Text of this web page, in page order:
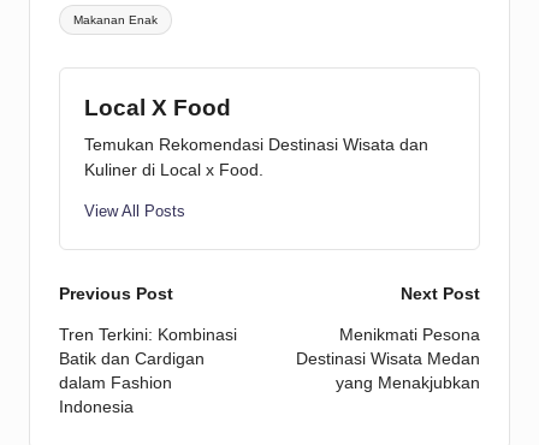
Tags:
Makanan Enak
Local X Food
Temukan Rekomendasi Destinasi Wisata dan
Kuliner di Local x Food.
View All Posts
Post
navigation
Previous Post
Tren Terkini: Kombinasi
Batik dan Cardigan
dalam Fashion
Indonesia
Next Post
Menikmati Pesona
Destinasi Wisata Medan
yang Menakjubkan